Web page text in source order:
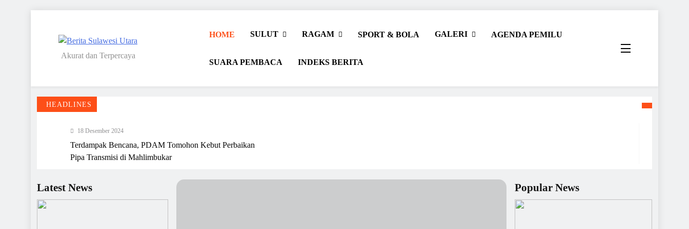
Akurat dan Terpercaya
HOME SULUT RAGAM SPORT & BOLA GALERI AGENDA PEMILU
SUARA PEMBACA INDEKS BERITA
HEADLINES
18 Desember 2024
Terdampak Bencana, PDAM Tomohon Kebut Perbaikan
Pipa Transmisi di Mahlimbukar
2025, PD Pasar Tambah Puluhan CCTV di Pasar Beriman
Tomohon
Popular News
Latest News